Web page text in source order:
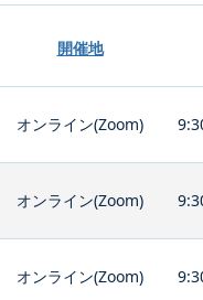
開催地
オンライン(Zoom)
オンライン(Zoom)
オンライン(Zoom)